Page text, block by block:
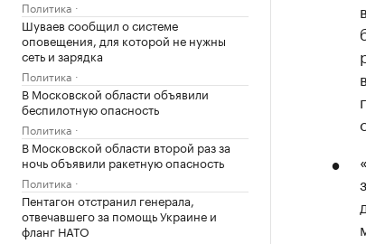
Политика
Шуваев сообщил о системе
оповещения, для которой не нужны
сеть и зарядка
Политика
В Московской области объявили
беспилотную опасность
Политика
В Московской области второй раз за
ночь объявили ракетную опасность
Политика
Пентагон отстранил генерала,
отвечавшего за помощь Украине и
фланг НАТО